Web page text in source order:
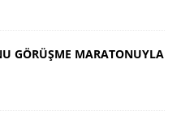
GÖRÜŞME MARATONUYLA